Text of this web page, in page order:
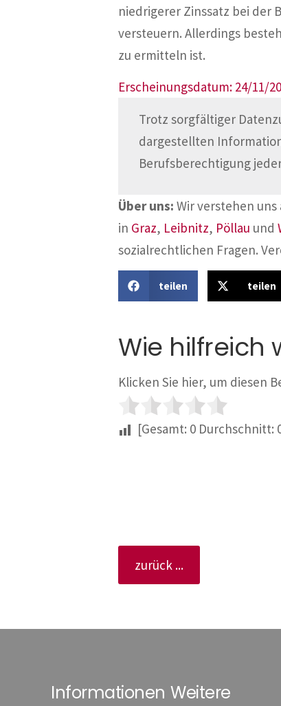
niedrigerer Zinssatz bei der
versteuern. Allerdings
zu ermitteln ist.
Erscheinungsdatum: 24/11/
Trotz sorgfältiger
dargestellten
Berufsberechtigung
Über uns: Wir verstehen
in Graz, Leibnitz, Pöllau und
sozialrechtlichen Fragen.
teilen teilen
Wie hilfreich
Klicken Sie hier, um diesen
[Gesamt: 0 Durchschnitt:
zurück ...
Informationen Weitere